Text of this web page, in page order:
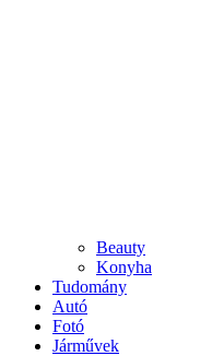
Beauty
Konyha
Tudomány
Autó
Fotó
Járművek